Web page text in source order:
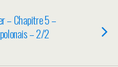
– Chapitre 5 –
– 2/2